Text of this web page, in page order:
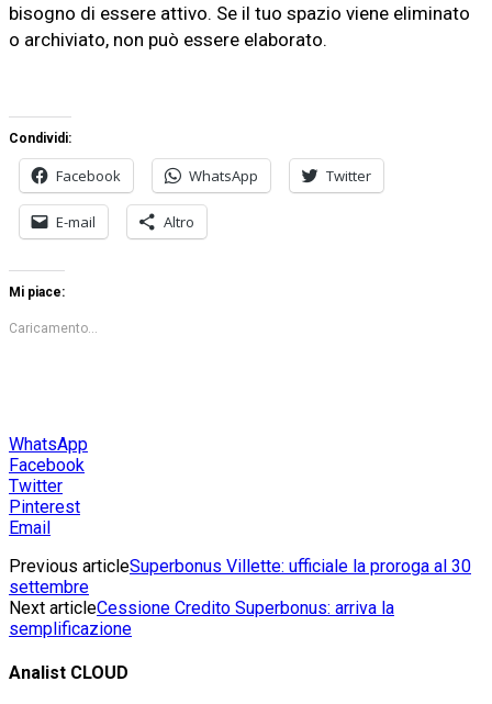
bisogno di essere attivo. Se il tuo spazio viene eliminato
o archiviato, non può essere elaborato.
Condividi:
Facebook WhatsApp Twitter
E-mail Altro
Mi piace:
Caricamento...
WhatsApp
Facebook
Twitter
Pinterest
Email
Previous articleSuperbonus Villette: ufficiale la proroga al 30
settembre
Next articleCessione Credito Superbonus: arriva la
semplificazione
Analist CLOUD